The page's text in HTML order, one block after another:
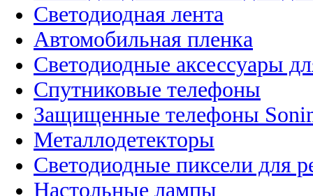
Светодиодная лента
Автомобильная пленка
Светодиодные аксессуары
Спутниковые телефоны
Защищенные телефоны
Металлодетекторы
Светодиодные пиксели для
Настольные лампы